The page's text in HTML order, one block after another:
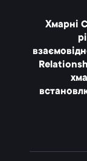
Хмарні